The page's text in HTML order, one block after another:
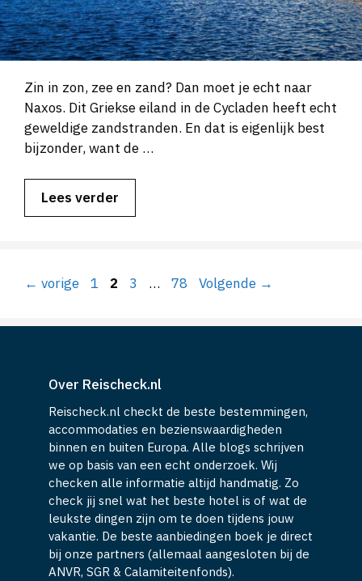
Zin in zon, zee en zand? Dan moet je echt naar
Naxos. Dit Griekse eiland in de Cycladen heeft echt
geweldige zandstranden. En dat is eigenlijk best
bijzonder, want de …
Lees verder
← vorige Pagina
1 Pagina
2 Pagina
3 … Pagina
78 Volgende →
Over Reischeck.nl
Reischeck.nl checkt de beste bestemmingen,
accommodaties en bezienswaardigheden
binnen en buiten Europa. Alle blogs schrijven
we op basis van een echt onderzoek. Wij
checken alle informatie altijd handmatig. Zo
check jij snel wat het beste hotel is of wat de
leukste dingen zijn om te doen tijdens jouw
vakantie. De beste aanbiedingen boek je direct
bij onze partners (allemaal aangesloten bij de
ANVR, SGR & Calamiteitenfonds).